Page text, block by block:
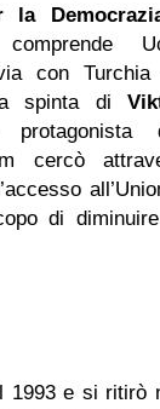
la
con
spinta di
protagonista
cercò
di
1993 e si ritirò